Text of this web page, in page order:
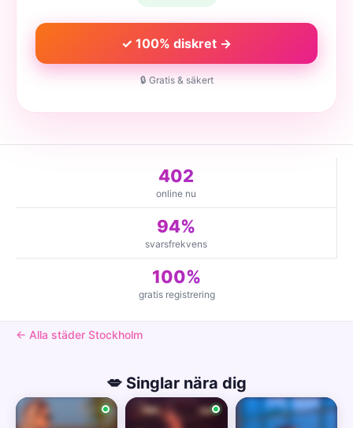
✓ 100% diskret →
🔒 Gratis & säkert
402
online nu
94%
svarsfrekvens
100%
gratis registrering
← Alla städer Stockholm
💋 Singlar nära dig